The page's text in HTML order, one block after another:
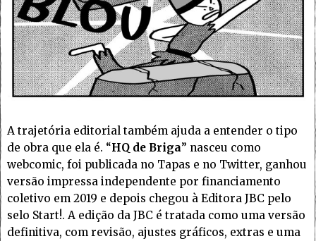
A trajetória editorial também ajuda a entender o tipo
de obra que ela é. “HQ de Briga” nasceu como
webcomic, foi publicada no Tapas e no Twitter, ganhou
versão impressa independente por financiamento
coletivo em 2019 e depois chegou à Editora JBC pelo
selo Start!. A edição da JBC é tratada como uma versão
definitiva, com revisão, ajustes gráficos, extras e uma